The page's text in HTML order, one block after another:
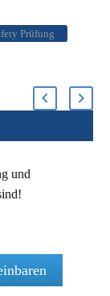
Prüfung
und
nicht